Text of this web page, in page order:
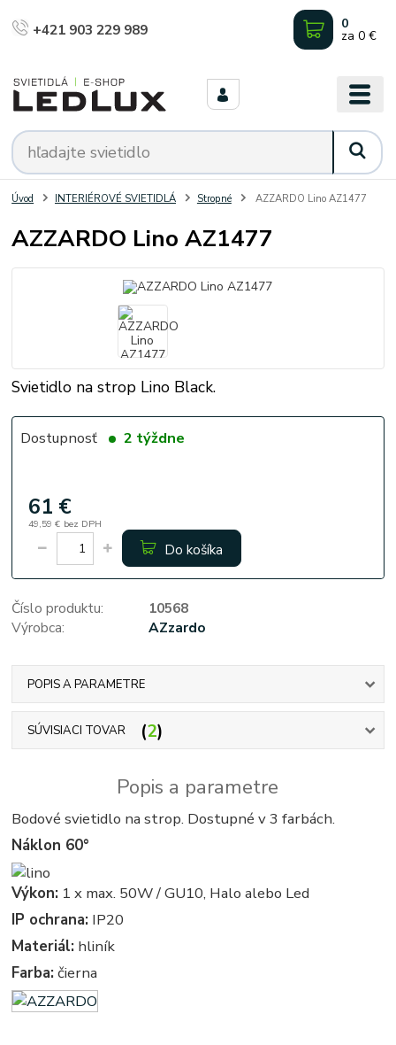
+421 903 229 989 0
za 0 €
Úvod INTERIÉROVÉ SVIETIDLÁ Stropné AZZARDO Lino AZ1477
AZZARDO Lino AZ1477
Svietidlo na strop Lino Black.
Dostupnosť 2 týždne
61 €
49,59 € bez DPH
Do košíka
Číslo produktu:
10568
Výrobca:
AZzardo
POPIS A PARAMETRE
SÚVISIACI TOVAR 2
Popis a parametre
Bodové svietidlo na strop. Dostupné v 3 farbách.
Náklon 60°
Výkon: 1 x max. 50W / GU10, Halo alebo Led
IP ochrana: IP20
Materiál: hliník
Farba: čierna